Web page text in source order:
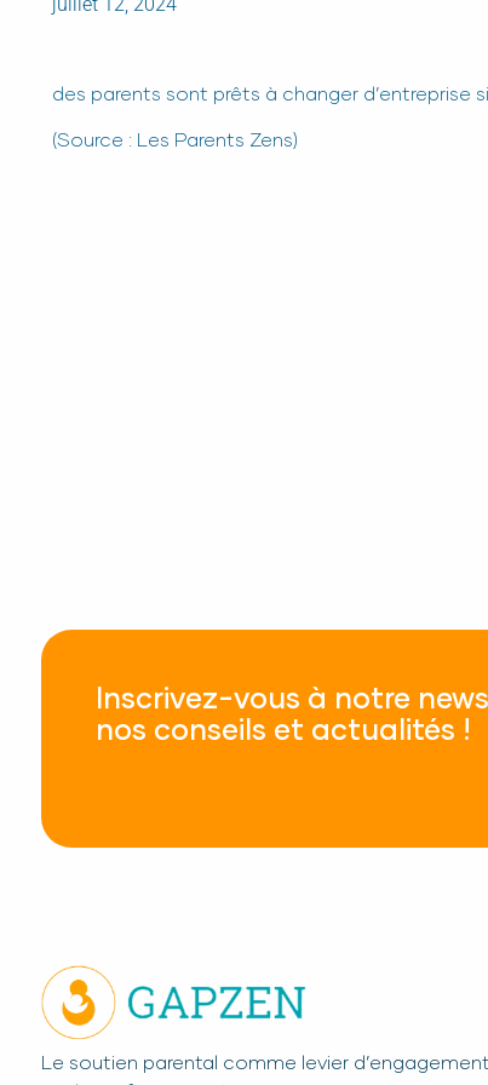
des parents sont prêts à changer d’entreprise
(Source : Les Parents Zens)
Inscrivez-vous à notre
nos conseils et actualités !
Le soutien parental comme levier d’engagement